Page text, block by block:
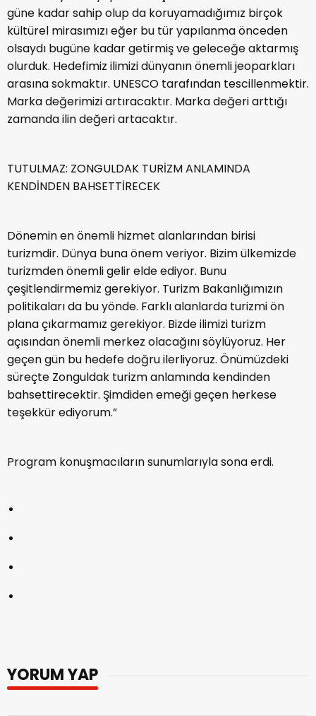
güne kadar sahip olup da koruyamadığımız birçok
kültürel mirasımızı eğer bu tür yapılanma önceden
olsaydı bugüne kadar getirmiş ve geleceğe aktarmış
olurduk. Hedefimiz ilimizi dünyanın önemli jeoparkları
arasına sokmaktır. UNESCO tarafından tescillenmektir.
Marka değerimizi artıracaktır. Marka değeri arttığı
zamanda ilin değeri artacaktır.
TUTULMAZ: ZONGULDAK TURİZM ANLAMINDA
KENDİNDEN BAHSETTİRECEK
Dönemin en önemli hizmet alanlarından birisi
turizmdir. Dünya buna önem veriyor. Bizim ülkemizde
turizmden önemli gelir elde ediyor. Bunu
çeşitlendirmemiz gerekiyor. Turizm Bakanlığımızın
politikaları da bu yönde. Farklı alanlarda turizmi ön
plana çıkarmamız gerekiyor. Bizde ilimizi turizm
açısından önemli merkez olacağını söylüyoruz. Her
geçen gün bu hedefe doğru ilerliyoruz. Önümüzdeki
süreçte Zonguldak turizm anlamında kendinden
bahsettirecektir. Şimdiden emeği geçen herkese
teşekkür ediyorum.”
Program konuşmacıların sunumlarıyla sona erdi.
YORUM YAP